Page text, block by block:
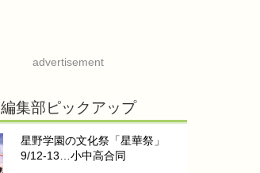
advertisement
編集部ピックアップ
星野学園の文化祭「星華祭」
9/12-13…小中高合同